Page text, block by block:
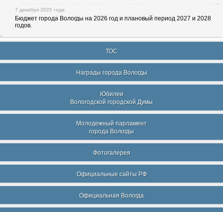
7 декабря 2025 года
Бюджет города Вологды на 2026 год и плановый период 2027 и 2028
годов.
ТОС
Награды города Вологды
Юбилеи
Вологодской городской Думы
Молодежный парламент
города Вологды
Фотогалерея
Официальные сайты РФ
Официальная Вологда